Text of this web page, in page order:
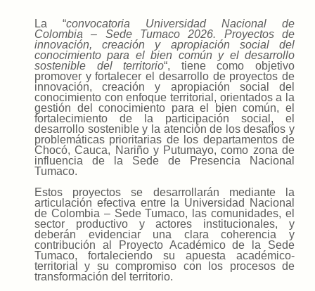
La “convocatoria Universidad Nacional de
Colombia – Sede Tumaco 2026. Proyectos de
innovación, creación y apropiación social del
conocimiento para el bien común y el desarrollo
sostenible del territorio“, tiene como objetivo
promover y fortalecer el desarrollo de proyectos de
innovación, creación y apropiación social del
conocimiento con enfoque territorial, orientados a la
gestión del conocimiento para el bien común, el
fortalecimiento de la participación social, el
desarrollo sostenible y la atención de los desafíos y
problemáticas prioritarias de los departamentos de
Chocó, Cauca, Nariño y Putumayo, como zona de
influencia de la Sede de Presencia Nacional
Tumaco.
Estos proyectos se desarrollarán mediante la
articulación efectiva entre la Universidad Nacional
de Colombia – Sede Tumaco, las comunidades, el
sector productivo y actores institucionales, y
deberán evidenciar una clara coherencia y
contribución al Proyecto Académico de la Sede
Tumaco, fortaleciendo su apuesta académico-
territorial y su compromiso con los procesos de
transformación del territorio.